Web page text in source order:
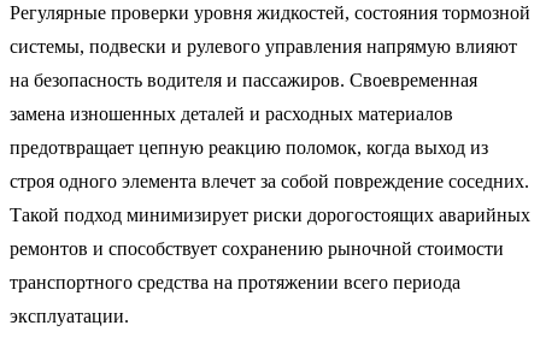
Регулярные проверки уровня жидкостей, состояния тормозной
системы, подвески и рулевого управления напрямую влияют
на безопасность водителя и пассажиров. Своевременная
замена изношенных деталей и расходных материалов
предотвращает цепную реакцию поломок, когда выход из
строя одного элемента влечет за собой повреждение соседних.
Такой подход минимизирует риски дорогостоящих аварийных
ремонтов и способствует сохранению рыночной стоимости
транспортного средства на протяжении всего периода
эксплуатации.